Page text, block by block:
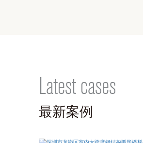
Latest cases
最新案例